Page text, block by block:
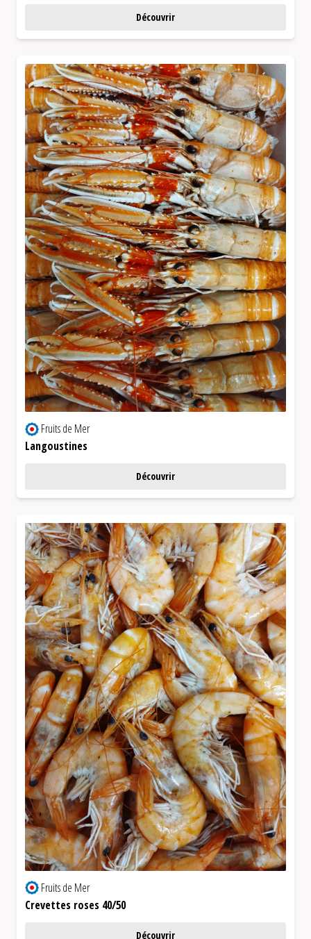
Découvrir
Fruits de Mer
Langoustines
Découvrir
Fruits de Mer
Crevettes roses 40/50
Découvrir